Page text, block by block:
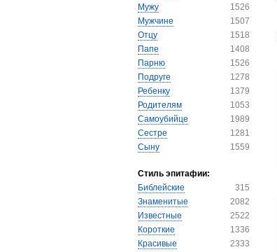
Мужу
1526
Мужчине
1507
Отцу
1518
Папе
1408
Парню
1526
Подруге
1278
Ребенку
1379
Родителям
1053
Самоубийце
1989
Сестре
1281
Сыну
1559
Стиль эпитафии:
Библейские
315
Знаменитые
2082
Известные
2522
Короткие
1336
Красивые
2333